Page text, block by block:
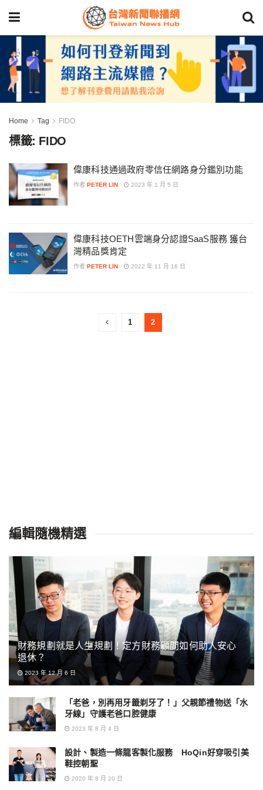
Home Tag FIDO
標籤: FIDO
偉康科技通過政府零信任網路身分鑑別功能
作者 PETER LIN 2023 年 1 月 5 日
偉康科技OETH雲端身分認證SaaS服務 獲台
灣精品獎肯定
作者 PETER LIN 2022 年 11 月 16 日
1 2
編輯隨機精選
財務規劃就是人生規劃！定方財務顧問如何助人安心
退休？
2023 年 12 月 6 日
「老爸，別再用牙籤剃牙了！」父親節禮物送「水
牙線」守護老爸口腔健康
2023 年 8 月 4 日
設計、製造一條龍客製化服務 HoQin好穿吸引美
鞋控朝聖
2020 年 8 月 20 日